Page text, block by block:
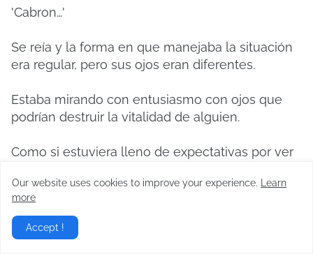
'Cabron…'
Se reía y la forma en que manejaba la situación
era regular, pero sus ojos eran diferentes.
Estaba mirando con entusiasmo con ojos que
podrían destruir la vitalidad de alguien.
Como si estuviera lleno de expectativas por ver
'Mierda.
Sintió injusticia ya que se asustó solo con sus
Our website uses cookies to improve your experience.
Learn
more
Accept !